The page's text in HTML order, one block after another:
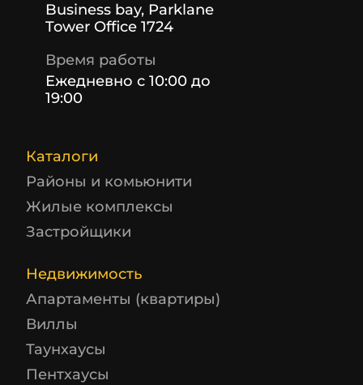
Business bay, Parklane
Tower Office 1724
Время работы
Ежедневно с 10:00 до
19:00
Каталоги
Районы и комьюнити
Жилые комплексы
Застройщики
Недвижимость
Апартаменты (квартиры)
Виллы
Таунхаусы
Пентхаусы